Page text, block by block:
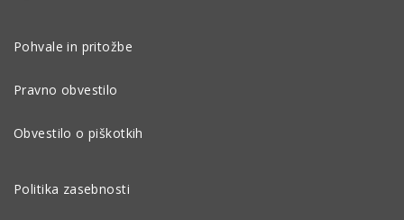
Pohvale in pritožbe
Pravno obvestilo
Obvestilo o piškotkih
Politika zasebnosti